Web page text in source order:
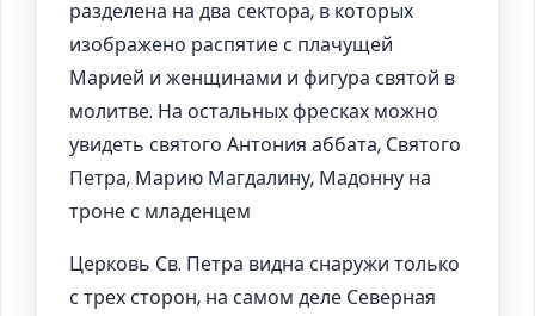
разделена на два сектора, в которых
изображено распятие с плачущей
Марией и женщинами и фигура святой в
молитве. На остальных фресках можно
увидеть святого Антония аббата, Святого
Петра, Марию Магдалину, Мадонну на
троне с младенцем
Церковь Св. Петра видна снаружи только
с трех сторон, на самом деле Северная